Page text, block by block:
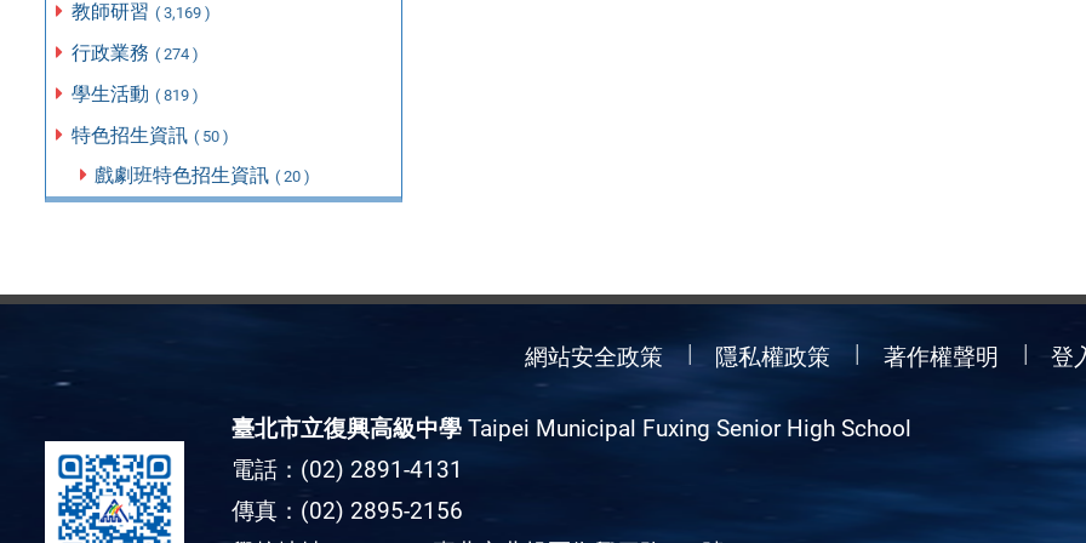
教師研習 ( 3,169 )
行政業務 ( 274 )
學生活動 ( 819 )
特色招生資訊 ( 50 )
戲劇班特色招生資訊 ( 20 )
網站安全政策 隱私權政策 著作權聲明 登
臺北市立復興高級中學Taipei Municipal Fuxing Senior High School
電話：(02) 2891-4131
傳真：(02) 2895-2156